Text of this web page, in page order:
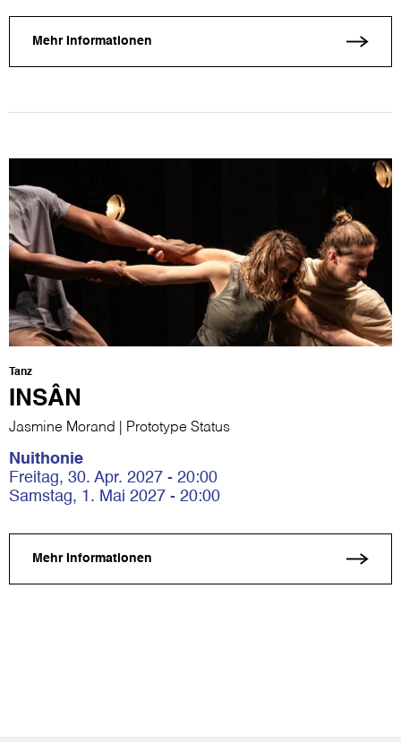
Mehr Informationen
Tanz
INSÂN
Jasmine Morand | Prototype Status
Nuithonie
Freitag, 30. Apr. 2027 - 20:00
Samstag, 1. Mai 2027 - 20:00
Mehr Informationen